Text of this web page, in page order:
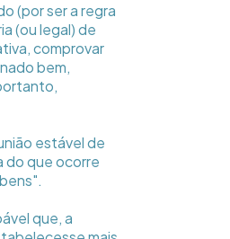
(por ser a regra
(ou legal) de
comprovar
bem,
estável de
do que ocorre
que, a